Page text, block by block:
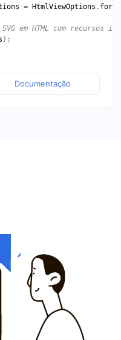
= HtmlViewOptions .
Documentação